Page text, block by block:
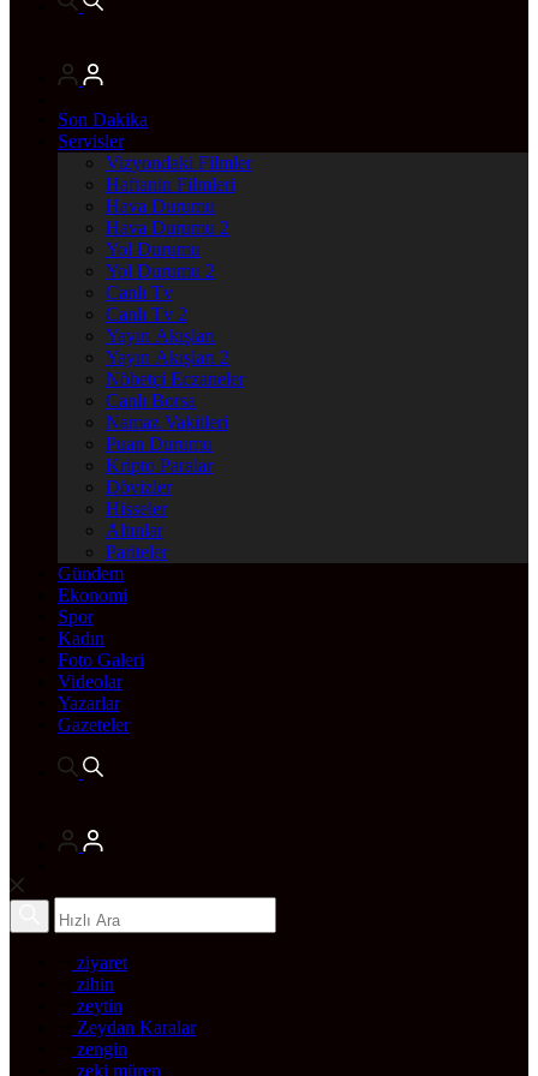
Son Dakika
Servisler
Vizyondaki Filmler
Haftanin Filmleri
Hava Durumu
Hava Durumu 2
Yol Durumu
Yol Durumu 2
Canlı Tv
Canlı Tv 2
Yayın Akışları
Yayın Akışları 2
Nöbetçi Eczaneler
Canlı Borsa
Namaz Vakitleri
Puan Durumu
Kripto Paralar
Dövizler
Hisseler
Altınlar
Pariteler
Gündem
Ekonomi
Spor
Kadın
Foto Galeri
Videolar
Yazarlar
Gazeteler
ziyaret
zihin
zeytin
Zeydan Karalar
zengin
zeki müren